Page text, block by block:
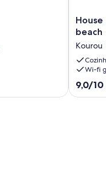
House
in
5
minutes
walk
from
the
beach
Kourou
Wi-fi
de
9,0/10